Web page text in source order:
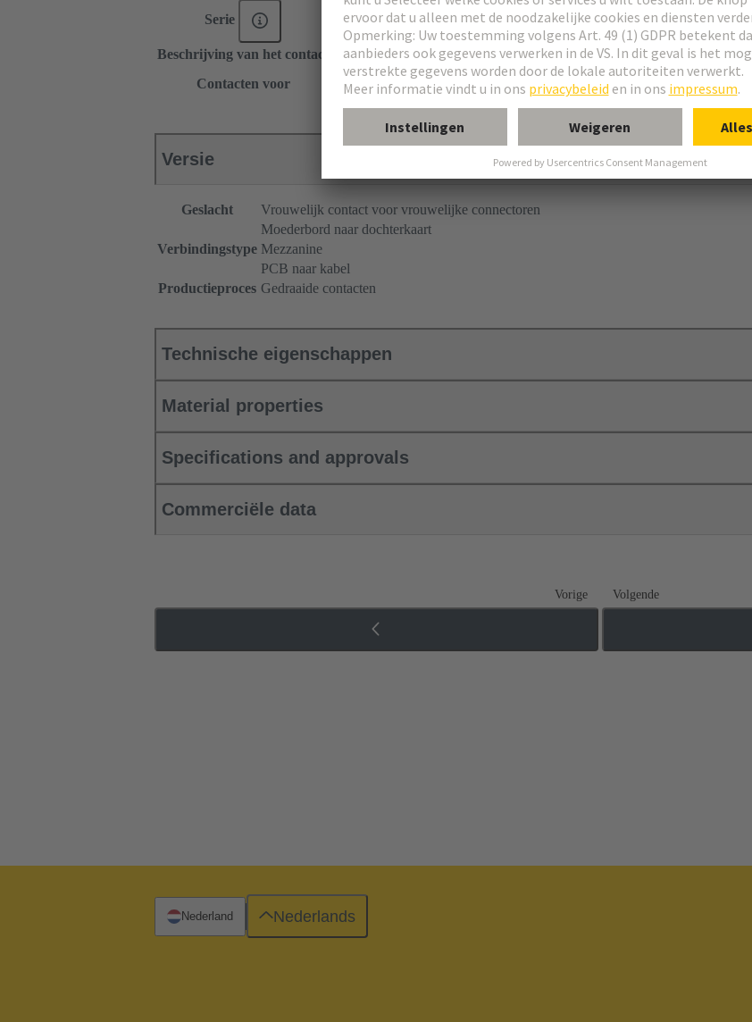
Serie
DIN 41612
har-modular®
Beschrijving van het contact
Recht
Contacten voor
DIN 41612 Type M-vlak
har-modular® M-vlakke module, vrouwelijk, recht
Versie
Geslacht Vrouwelijk contact voor vrouwelijke connectoren
Verbindingstype
Moederbord naar dochterkaart
Mezzanine
PCB naar kabel
Productieproces Gedraaide contacten
Technische eigenschappen
Material properties
Specifications and approvals
Commerciële data
Vorige Volgende
Nederland Nederlands